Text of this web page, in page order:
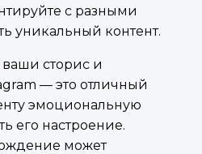
с разными
уникальный контент.
сторис и
— это отличный
эмоциональную
его настроение.
может